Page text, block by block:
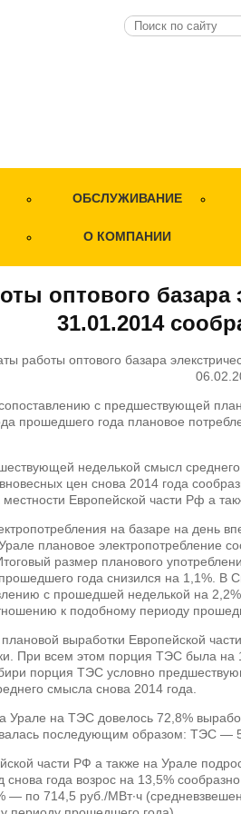
ОБСЛУЖИВАНИЕ
О КОМПАНИИ
оптового
31.01.2014
с предшествующей
прошедшего года плановое
неделькой смысл
цен снова 2014 года
Европейской части Рф а
на базаре на день
плановое электропотребление
размер планового
года снизился на 1,1%. В
с прошедшей неделькой на
к подобному периоду
плановой выработки Европейской
При всем этом порция ТЭС была на
порция ТЭС условно
смысла снова 2014 года.
Урале на ТЭС довелось 72,8%
последующим образом: ТЭС —
части РФ а также на Урале
снова года возрос на 13,5%
— по 714,5 руб./МВт∙ч